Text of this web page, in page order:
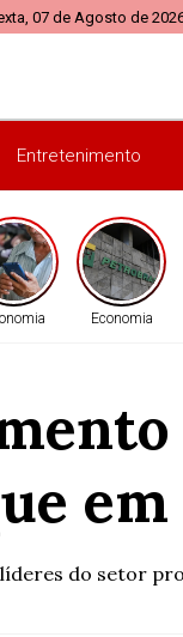
07 de Agosto de
Entretenimento
Economia
do setor